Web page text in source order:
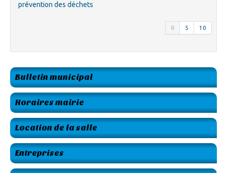
prévention des déchets
0 5 10
Bulletin municipal
Horaires mairie
Location de la salle
Entreprises